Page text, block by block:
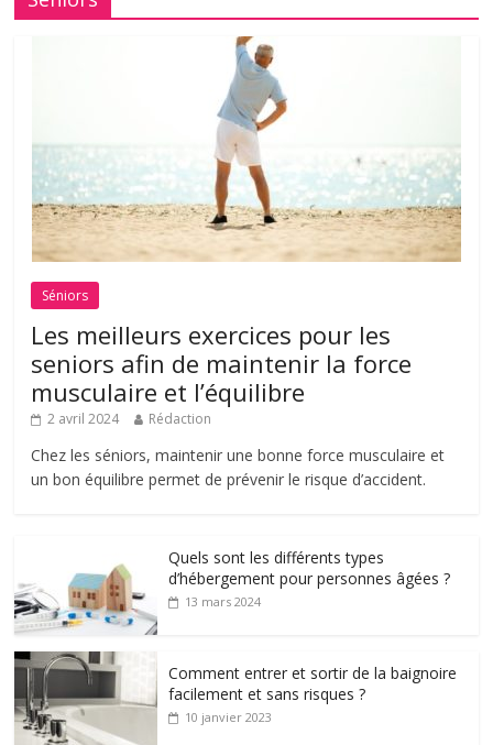
Séniors
Les meilleurs exercices pour les
seniors afin de maintenir la force
musculaire et l’équilibre
2 avril 2024 Rédaction
Chez les séniors, maintenir une bonne force musculaire et
un bon équilibre permet de prévenir le risque d’accident.
Quels sont les différents types
d’hébergement pour personnes âgées ?
13 mars 2024
Comment entrer et sortir de la baignoire
facilement et sans risques ?
10 janvier 2023